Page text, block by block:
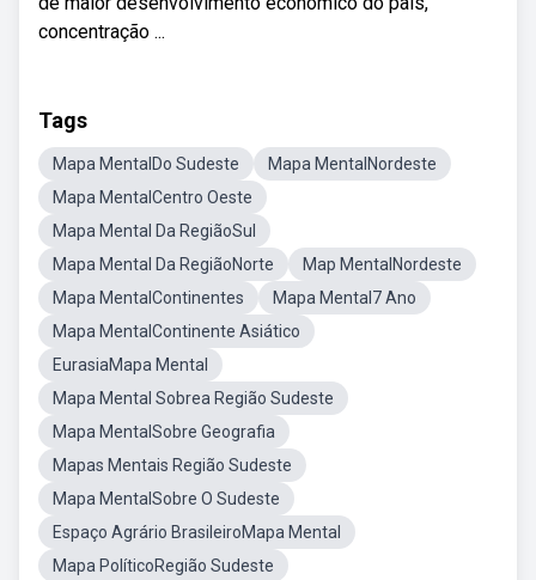
concentração ...
Tags
Mapa MentalDo Sudeste
Mapa MentalNordeste
Mapa MentalCentro Oeste
Mapa Mental Da RegiãoSul
Mapa Mental Da RegiãoNorte
Map MentalNordeste
Mapa MentalContinentes
Mapa Mental7 Ano
Mapa MentalContinente Asiático
EurasiaMapa Mental
Mapa Mental Sobrea Região Sudeste
Mapa MentalSobre Geografia
Mapas Mentais Região Sudeste
Mapa MentalSobre O Sudeste
Espaço Agrário BrasileiroMapa Mental
Mapa PolíticoRegião Sudeste